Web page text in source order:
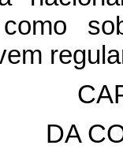
DA